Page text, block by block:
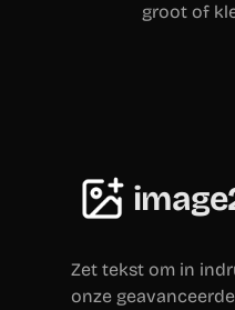
groot of
Zet tekst om in
onze